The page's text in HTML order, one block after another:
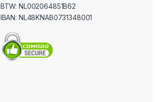
BTW: NL002064851B62
IBAN: NL48KNAB0731348001